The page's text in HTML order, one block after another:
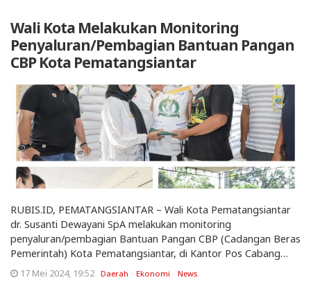
Wali Kota Melakukan Monitoring
Penyaluran/Pembagian Bantuan Pangan
CBP Kota Pematangsiantar
RUBIS.ID, PEMATANGSIANTAR – Wali Kota Pematangsiantar
dr. Susanti Dewayani SpA melakukan monitoring
penyaluran/pembagian Bantuan Pangan CBP (Cadangan Beras
Pemerintah) Kota Pematangsiantar, di Kantor Pos Cabang…
17 Mei 2024, 19:52 Daerah Ekonomi News